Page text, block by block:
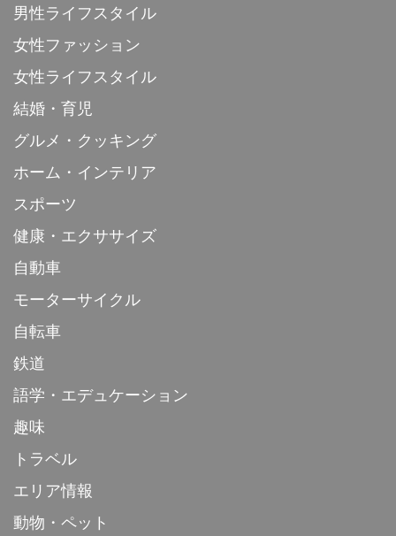
男性ライフスタイル
女性ファッション
女性ライフスタイル
結婚・育児
グルメ・クッキング
ホーム・インテリア
スポーツ
健康・エクササイズ
自動車
モーターサイクル
自転車
鉄道
語学・エデュケーション
趣味
トラベル
エリア情報
動物・ペット